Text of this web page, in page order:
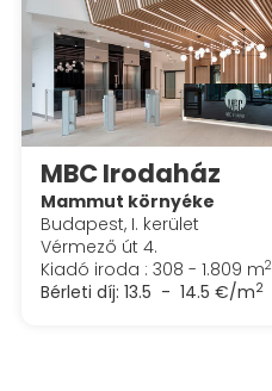
MBC Irodaház
Mammut környéke
Budapest, I. kerület
Vérmező út 4.
Kiadó iroda : 308 - 1.809 m2
Bérleti díj: 13.5 - 14.5 €/m2